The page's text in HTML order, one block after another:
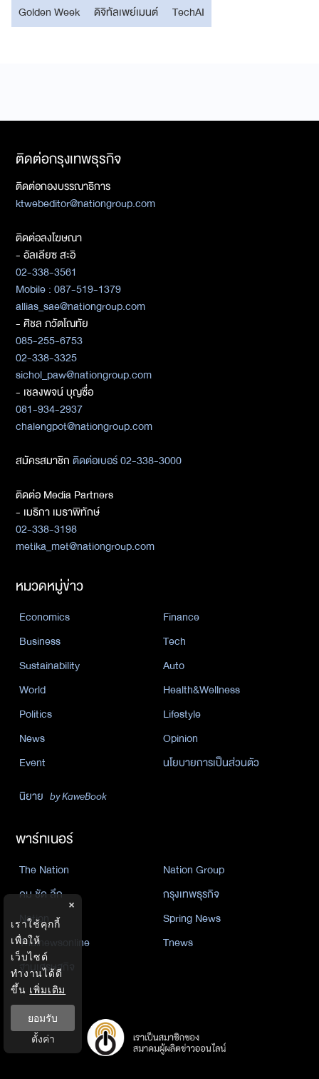
Golden Week
ดิจิทัลเพย์เมนต์ TechAI
ติดต่อกรุงเทพธุรกิจ
ติดต่อกองบรรณาธิการ
ktwebeditor@nationgroup.com
ติดต่อลงโฆษณา
- อัลเลียซ สะอิ
02-338-3561
Mobile : 087-519-1379
allias_sae@nationgroup.com
- ศิชล ภวัตโณทัย
085-255-6753
02-338-3325
sichol_paw@nationgroup.com
- เชลงพจน์ บุญซื่อ
081-934-2937
chalengpot@nationgroup.com
สมัครสมาชิกติดต่อเบอร์ 02-338-3000
ติดต่อ Media Partners
- เมธิกา เมธาพิทักษ์
02-338-3198
metika_met@nationgroup.com
หมวดหมู่ข่าว
Economics
Finance
Business
Tech
Sustainability
Auto
World
Health&Wellness
Politics
Lifestyle
News
Opinion
Event
นโยบายการเป็นส่วนตัว
นิยาย by KaweBook
พาร์ทเนอร์
The Nation
Nation Group
คม ชัด ลึก
กรุงเทพธุรกิจ
Nation
Spring News
Thainewsonline
Tnews
ฐานเศรษฐกิจ
×
เราใช้คุกกี้
เพื่อให้
เว็บไซต์
ทำงานได้ดี
ขึ้น เพิ่มเติม
ยอมรับ
ตั้งค่า